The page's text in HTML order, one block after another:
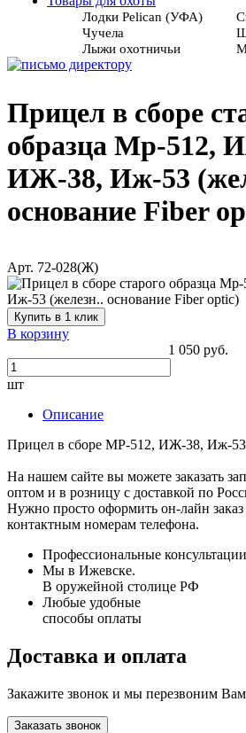
Лодки Pelican (УФА)
Чучела
Лыжи охотничьи
Прицел в сборе
образца Мр-512,
ИЖ-38, Иж-53
основание Fiber
Арт. 72-028(Ж)
Купить в 1 клик
В корзину
1 050 руб.
шт
Описание
Прицел в сборе МР-512, ИЖ-38, Иж-53
На нашем сайте вы можете заказать
оптом и в розницу с доставкой по
Нужно просто оформить он-лайн
контактным номерам телефона.
Профессиональные консультации
Мы в Ижевске.
В оружейной столице РФ
Любые удобные
способы оплаты
Доставка и оплата
Закажите звонок и мы перезвоним Вам
Заказать звонок